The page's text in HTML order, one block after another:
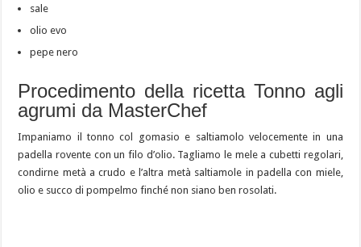
sale
olio evo
pepe nero
Procedimento della ricetta Tonno agli
agrumi da MasterChef
Impaniamo il tonno col gomasio e saltiamolo velocemente in una
padella rovente con un filo d’olio. Tagliamo le mele a cubetti regolari,
condirne metà a crudo e l’altra metà saltiamole in padella con miele,
olio e succo di pompelmo finché non siano ben rosolati.